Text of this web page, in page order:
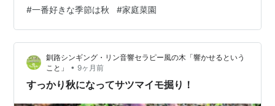
#一番好きな季節は秋 #家庭菜園
釧路シンギング・リン音響セラピー風の木「響かせるという
こと」
• 9ヶ月前
すっかり秋になってサツマイモ掘り！